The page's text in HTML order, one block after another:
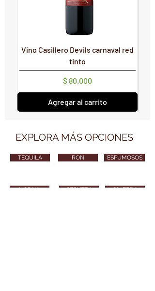
Vino Casillero Devils carnaval red
tinto
Precio
$ 80.000
Agregar al carrito
EXPLORA MÁS OPCIONES
TEQUILA
VODKA
RON ESPUMOSOS
CERVEZA GINEBRA